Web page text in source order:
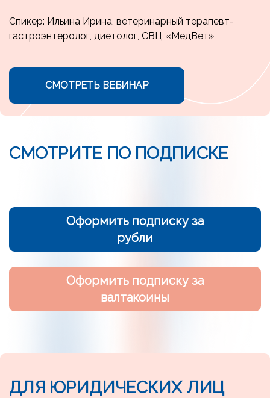
Спикер: Ильина Ирина, ветеринарный терапевт-
гастроэнтеролог, диетолог, СВЦ «МедВет»
СМОТРЕТЬ ВЕБИНАР
СМОТРИТЕ ПО ПОДПИСКЕ
Оформить подписку за
рубли
Оформить подписку за
валтакоины
ДЛЯ ЮРИДИЧЕСКИХ ЛИЦ